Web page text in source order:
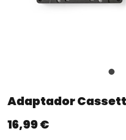
Adaptador
16,99 €